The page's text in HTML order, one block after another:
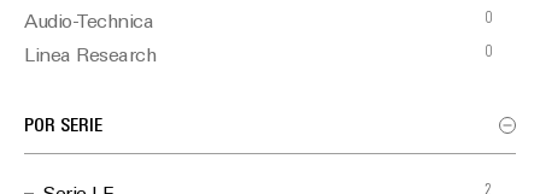
Audio-Technica 0
Linea Research 0
Optimal Audio
TiMax 0
POR SERIE